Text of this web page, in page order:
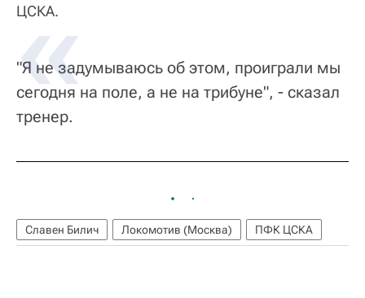
ЦСКА.
"Я не задумываюсь об этом, проиграли мы
сегодня на поле, а не на трибуне", - сказал
тренер.
Славен Билич Локомотив (Москва) ПФК ЦСКА